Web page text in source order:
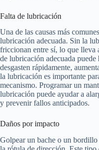
Falta de lubricación
Una de las causas más
lubricación adecuada. Sin la
friccionan entre sí, lo que lleva
de lubricación adecuada puede
desgasten rápidamente,
la lubricación es importante
mecanismo. Programar un
lubricación puede ayudar a
y prevenir fallos anticipados.
Daños por impacto
Golpear un bache o un